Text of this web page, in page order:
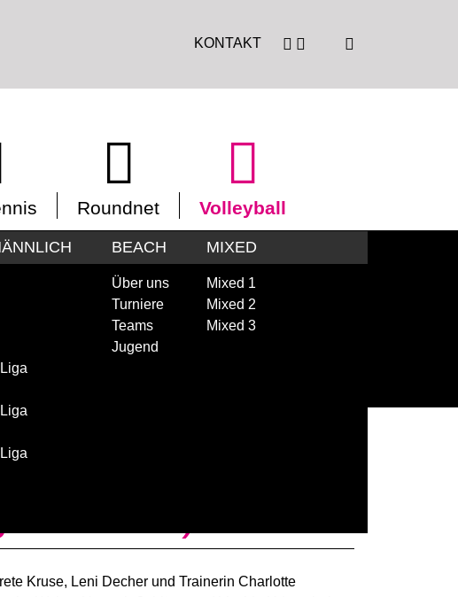
KONTAKT
Roundnet Volleyball
BEACH
Über uns
Turniere
Teams
Jugend
MIXED
Mixed 1
Mixed 2
Mixed 3
13)